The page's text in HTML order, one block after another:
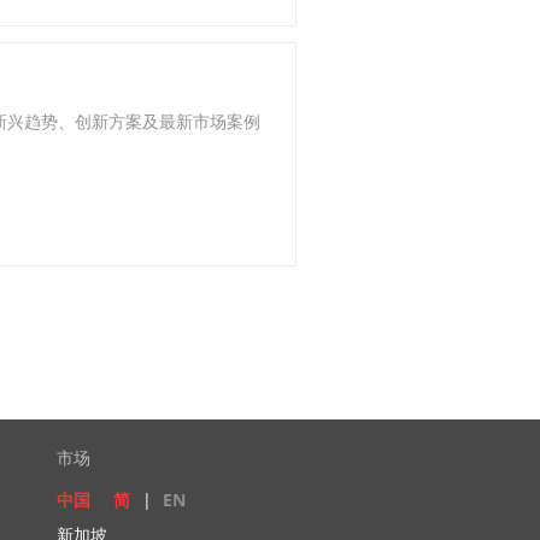
兴趋势、创新方案及最新市场案例
市场
中国
简 |
EN
新加坡